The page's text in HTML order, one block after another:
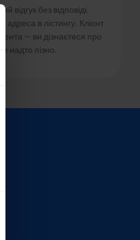
відгук без відповіді.
в лістингу. Клієнт
— ви дізнаєтеся про
це надто пізно.